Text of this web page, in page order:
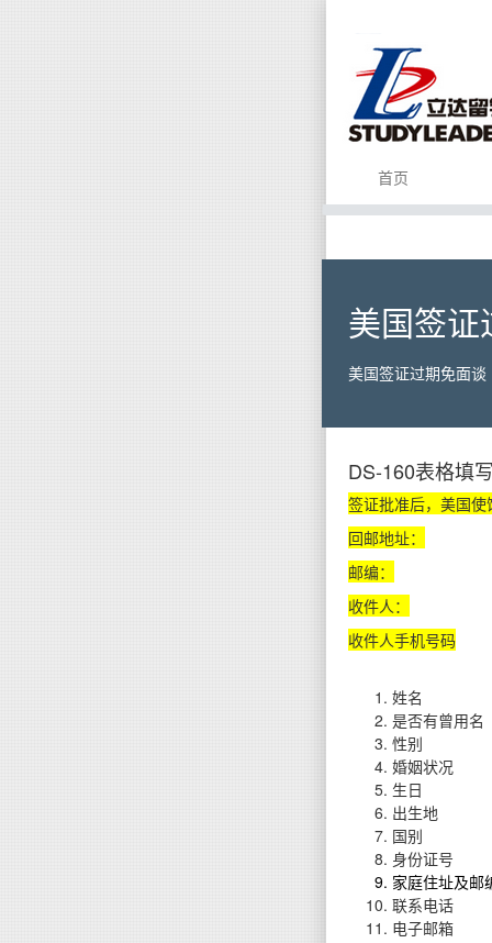
首页
美国签证
美国签证过期免面谈
DS-160表格填
签证批准后，美国
回邮地址：
邮编：
收件人：
收件人手机号码
姓名
是否有曾用名
性别
婚姻状况
生日
出生地
国别
身份证号
家庭住址及邮
联系电话
电子邮箱